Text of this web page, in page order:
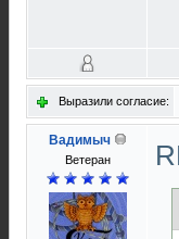
Выразили согласие:
Вадимыч
Ветеран